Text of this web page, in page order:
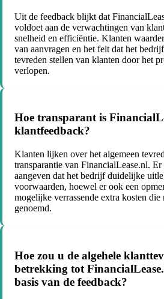
Uit de feedback blijkt dat
voldoet aan de verwachtingen van
snelheid en efficiëntie. Klanten
van aanvragen en het feit dat het
tevreden stellen van klanten door het
verlopen.
Hoe transparant is
klantfeedback?
Klanten lijken over het algemeen
transparantie van FinancialLease.nl.
aangeven dat het bedrijf duidelijke
voorwaarden, hoewel er ook een
mogelijke verrassende extra kosten
genoemd.
Hoe zou u de algehele
betrekking tot
basis van de feedback?